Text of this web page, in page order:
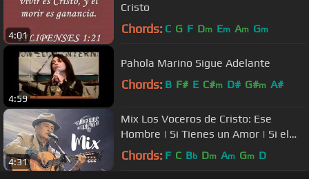
4:01
Cristo
Chords: C G F Dm Em Am Gm
4:59
Pahola Marino Sigue Adelante
Chords: B F# E C#m D# G#m A#
4:31
Mix Los Voceros de Cristo: Ese
Hombre | Si Tienes un Amor | Si el
Mundo en Vez de Rosas - en vivo
Chords: F C Bb Dm Am Gm D